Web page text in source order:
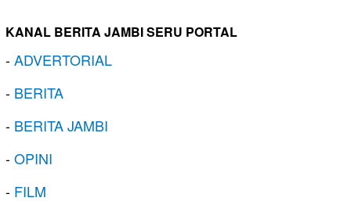
KANAL BERITA JAMBI SERU PORTAL
-ADVERTORIAL
- BERITA
- BERITA JAMBI
-OPINI
- FILM